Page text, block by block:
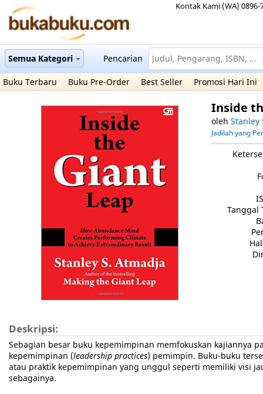
Kontak Kami (WA) 0896-
Semua Kategori Pencarian
Buku Terbaru Buku Pre-Order Best Seller Promosi Hari Ini
Inside
oleh Stanley
Jadilah yang
Tanggal
Deskripsi:
Sebagian besar buku kepemimpinan memfokuskan kajiannya
kepemimpinan (leadership practices) pemimpin. Buku-buku
atau praktik kepemimpinan yang unggul seperti memiliki visi
sebagainya.